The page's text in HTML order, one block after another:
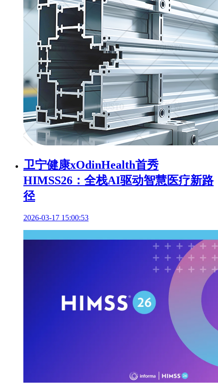
卫宁健康xOdinHealth首秀
HIMSS26：全栈AI驱动智慧医疗新路
径
2026-03-17 15:00:53